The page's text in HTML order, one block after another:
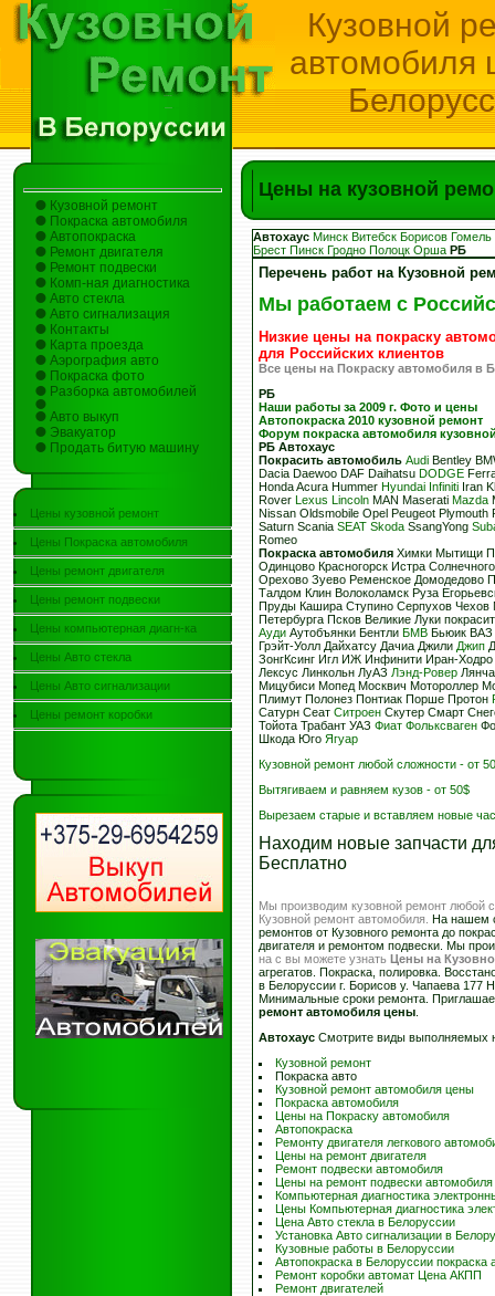
Кузовной
автомобиля
Кузовной ремонт
Покраска автомобиля
Автопокраска
Ремонт двигателя
Ремонт подвески
Комп-ная диагностика
Авто стекла
Авто сигнализация
Контакты
Карта проезда
Аэрография авто
Покраска фото
Разборка автомобилей
Авто выкуп
Эвакуатор
Продать битую машину
Цены кузовной ремонт
Цены Покраска автомобиля
Цены ремонт двигателя
Цены ремонт подвески
Цены компьютерная диагн-ка
Цены Авто стекла
Цены Авто сигнализации
Цены ремонт коробки
Цены на кузовной
Автохаус Минск Витебск Борисов Гомель
Брест Пинск Гродно Полоцк Орша РБ
Перечень работ на Кузовной
Мы работаем с
Низкие цены на покраску
для Российских клиентов
Все цены на Покраску автомобиля в
РБ
Наши работы за 2009 г. Фото и цены
Автопокраска 2010 кузовной ремонт
Форум покраска автомобиля
РБ Автохаус
Покрасить автомобиль Audi Bentley
Dacia Daewoo DAF Daihatsu DODGE
Honda Acura Hummer Hyundai Infiniti Iran
Rover Lexus Lincoln MAN Maserati Mazda
Nissan Oldsmobile Opel Peugeot Plymouth
Saturn Scania SEAT Skoda SsangYong
Romeo
Покраска автомобиля Химки Мытищи
Одинцово Красногорск Истра
Орехово Зуево Ременское Домодедово
Талдом Клин Волоколамск Руза
Пруды Кашира Ступино Серпухов
Петербурга Псков Великие Луки
Ауди Аутобъянки Бентли БМВ Бьюик ВАЗ
Грэйт-Уолл Дайхатсу Дачиа Джили Джип
ЗонгКсинг Игл ИЖ Инфинити Иран-Ходро
Лексус Линкольн ЛуАЗ Лэнд-Ровер
Мицубиси Мопед Москвич Мотороллер
Плимут Полонез Понтиак Порше Протон
Сатурн Сеат Ситроен Скутер Смарт
Тойота Трабант УАЗ Фиат Фольксваген
Шкода Юго Ягуар
Кузовной ремонт любой сложности - от
Вытягиваем и равняем кузов - от 50$
Вырезаем старые и вставляем новые
Находим новые запчасти
Бесплатно
Мы производим кузовной ремонт любой
Кузовной ремонт автомобиля. На нашем
ремонтов от Кузовного ремонта до
двигателя и ремонтом подвески. Мы
на с вы можете узнать Цены на
агрегатов. Покраска, полировка.
в Белоруссии г. Борисов у. Чапаева
Минимальные сроки ремонта.
ремонт автомобиля цены
Автохаус Смотрите виды выполняемых
Кузовной ремонт
Покраска авто
Кузовной ремонт автомобиля цены
Покраска автомобиля
Цены на Покраску автомобиля
Автопокраска
Ремонту двигателя легкового
Цены на ремонт двигателя
Ремонт подвески автомобиля
Цены на ремонт подвески автомобиля
Компьютерная диагностика
Цены Компьютерная диагностика
Цена Авто стекла в Белоруссии
Установка Авто сигнализации в
Кузовные работы в Белоруссии
Автопокраска в Белоруссии покраска
Ремонт коробки автомат Цена АКПП
Ремонт двигателей